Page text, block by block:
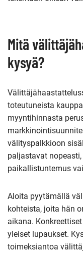
Mitä
kysyä?
toteutuneista
myyntihinnasta
välityspalkkioon
paljastavat
paikallistuntemus
Aloita pyytämällä
kohteista, joita hän
aikana.
yleiset lupaukset.
toimeksiantoa